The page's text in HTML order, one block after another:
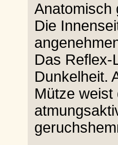
Anatomisch
Die
Das Reflex-
Dunkelheit.
Mütze